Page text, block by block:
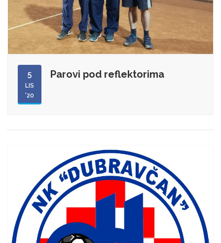
5
LIS
'20
Parovi pod reflektorima